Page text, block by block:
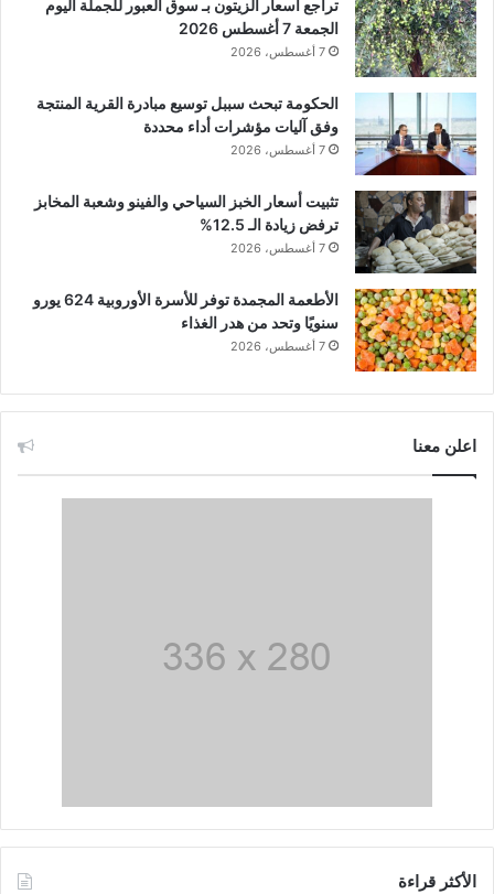
تراجع أسعار الزيتون بـ سوق العبور للجملة اليوم
الجمعة 7 أغسطس 2026
7 أغسطس، 2026
الحكومة تبحث سببل توسيع مبادرة القرية المنتجة
وفق آليات مؤشرات أداء محددة
7 أغسطس، 2026
تثبيت أسعار الخبز السياحي والفينو وشعبة المخابز
ترفض زيادة الـ 12.5%
7 أغسطس، 2026
الأطعمة المجمدة توفر للأسرة الأوروبية 624 يورو
سنويًا وتحد من هدر الغذاء
7 أغسطس، 2026
اعلن معنا
الأكثر قراءة